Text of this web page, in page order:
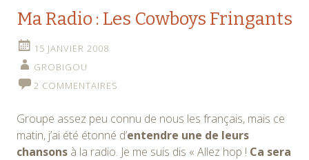
Ma Radio : Les Cowboys Fringants
15 JANVIER 2008
GROBIGOU
2 COMMENTAIRES
Groupe assez peu connu de nous les français, mais ce
matin, j’ai été étonné d’entendre une de leurs
chansons à la radio. Je me suis dis « Allez hop ! Ca sera